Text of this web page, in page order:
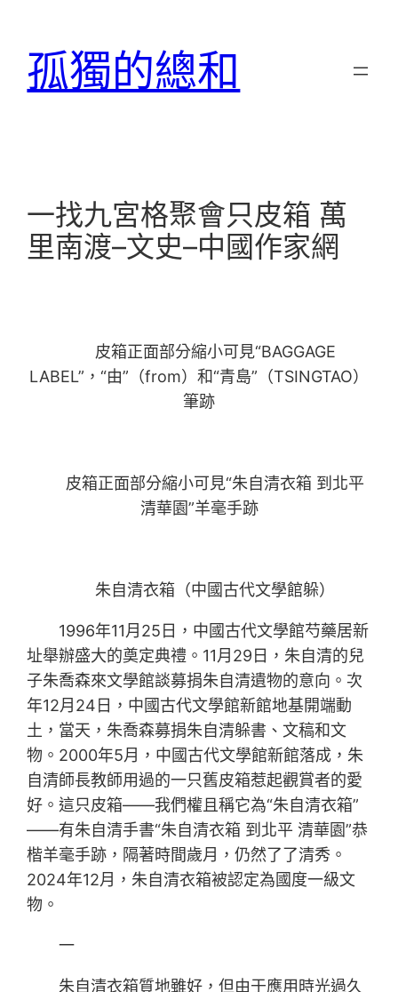
孤獨的總和
一找九宮格聚會只皮箱 萬
里南渡–文史–中國作家網
皮箱正面部分縮小可見“BAGGAGE
LABEL”，“由”（from）和“青島”（TSINGTAO）
筆跡
皮箱正面部分縮小可見“朱自清衣箱 到北平
清華園”羊毫手跡
朱自清衣箱（中國古代文學館躲）
1996年11月25日，中國古代文學館芍藥居新
址舉辦盛大的奠定典禮。11月29日，朱自清的兒
子朱喬森來文學館談募捐朱自清遺物的意向。次
年12月24日，中國古代文學館新館地基開端動
土，當天，朱喬森募捐朱自清躲書、文稿和文
物。2000年5月，中國古代文學館新館落成，朱
自清師長教師用過的一只舊皮箱惹起觀賞者的愛
好。這只皮箱——我們權且稱它為“朱自清衣箱”
——有朱自清手書“朱自清衣箱 到北平 清華園”恭
楷羊毫手跡，隔著時間歲月，仍然了了清秀。
2024年12月，朱自清衣箱被認定為國度一級文
物。
一
朱自清衣箱質地雖好，但由于應用時光過久